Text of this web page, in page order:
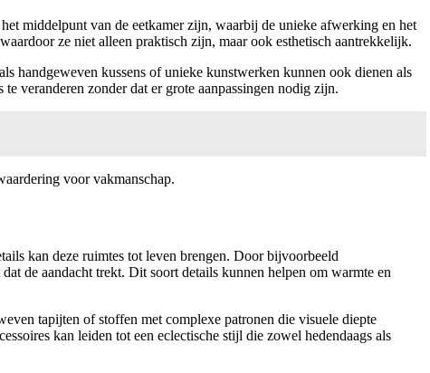
middelpunt van de eetkamer zijn, waarbij de unieke afwerking en het
ze niet alleen praktisch zijn, maar ook esthetisch aantrekkelijk.
handgeweven kussens of unieke kunstwerken kunnen ook dienen als
veranderen zonder dat er grote aanpassingen nodig zijn.
voor vakmanschap.
kan deze ruimtes tot leven brengen. Door bijvoorbeeld
de aandacht trekt. Dit soort details kunnen helpen om warmte en
tapijten of stoffen met complexe patronen die visuele diepte
kan leiden tot een eclectische stijl die zowel hedendaags als